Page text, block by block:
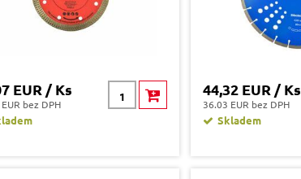
EUR / Ks
bez DPH
44,32 EUR / Ks
36.03 EUR bez DPH
Skladem